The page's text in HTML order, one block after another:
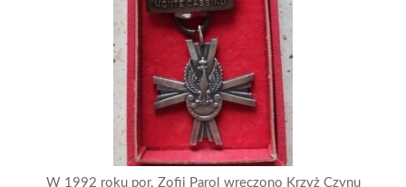
W 1992 roku por. Zofii Parol wręczono Krzyż Czynu